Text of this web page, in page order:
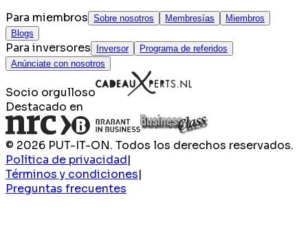
Para miembros Sobre nosotros Membresías
Miembros
Blogs
Para inversores Inversor
Programa de referidos
Anúnciate con nosotros
Socio orgulloso
Destacado en
© 2026 PUT-IT-ON. Todos los derechos reservados.
Política de privacidad|
Términos y condiciones|
Preguntas frecuentes